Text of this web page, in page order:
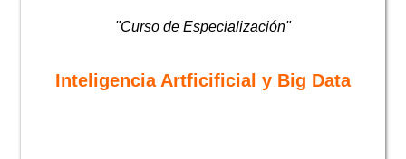
"Curso de Especialización"
Inteligencia Artficificial y Big Data